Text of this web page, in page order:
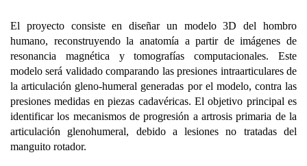
El proyecto consiste en diseñar un modelo 3D del hombro
humano, reconstruyendo la anatomía a partir de imágenes de
resonancia magnética y tomografías computacionales. Este
modelo será validado comparando las presiones intraarticulares de
la articulación gleno-humeral generadas por el modelo, contra las
presiones medidas en piezas cadavéricas. El objetivo principal es
identificar los mecanismos de progresión a artrosis primaria de la
articulación glenohumeral, debido a lesiones no tratadas del
manguito rotador.